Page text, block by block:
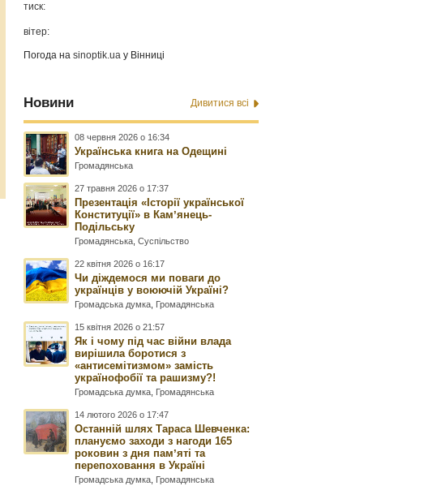
тиск:
вітер:
Погода наsinoptik.ua у Вінниці
Новини Дивитися всі
08 червня 2026 о 16:34
Українська книга на Одещині
Громадянська
27 травня 2026 о 17:37
Презентація «Історії української
Конституції» в Камʼянець-
Подільську
Громадянська ,Суспільство
22 квітня 2026 о 16:17
Чи діждемося ми поваги до
українців у воюючій Україні?
Громадська думка Громадянська
15 квітня 2026 о 21:57
Як і чому під час війни влада
вирішила боротися з
«антисемітизмом» замість
українофобії та рашизму?!
Громадська думка Громадянська
14 лютого 2026 о 17:47
Останній шлях Тараса Шевченка:
плануємо заходи з нагоди 165
роковин з дня памʼяті та
перепоховання в Україні
Громадська думка Громадянська